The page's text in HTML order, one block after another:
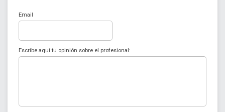
Email
Escribe aquí tu opinión sobre el profesional: